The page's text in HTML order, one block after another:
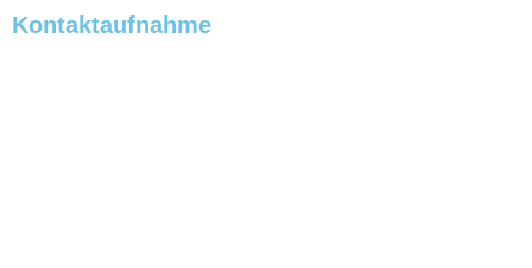
Kontaktaufnahme